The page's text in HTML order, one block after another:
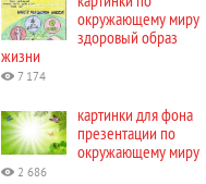
окружающему миру
здоровый образ
жизни
7 174
картинки для фона
презентации по
окружающему миру
2 686